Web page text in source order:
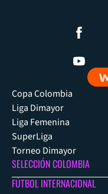
Copa Colombia
Liga Dimayor
Liga Femenina
SuperLiga
Torneo Dimayor
SELECCIÓN COLOMBIA
FÚTBOL INTERNACIONAL